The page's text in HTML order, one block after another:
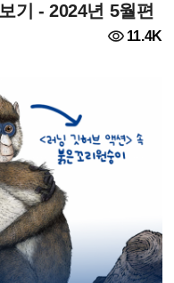
기 - 2024년 5월편
11.4K